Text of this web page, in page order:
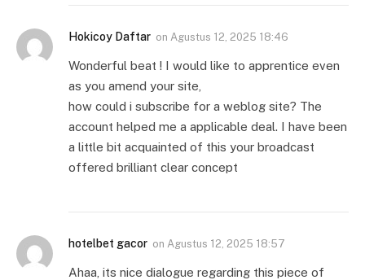
Hokicoy Daftar on Agustus 12, 2025 18:46
Wonderful beat ! I would like to apprentice even
as you amend your site,
how could i subscribe for a weblog site? The
account helped me a applicable deal. I have been
a little bit acquainted of this your broadcast
offered brilliant clear concept
hotelbet gacor on Agustus 12, 2025 18:57
Ahaa, its nice dialogue regarding this piece of